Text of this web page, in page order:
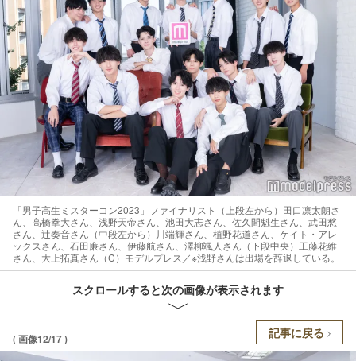
「男子高生ミスターコン2023」ファイナリスト（上段左から）田口凛太朗さ
ん、高橋拳大さん、浅野天帝さん、池田大志さん、佐久間魁生さん、武田愁
さん、辻奏音さん（中段左から）川端輝さん、植野花道さん、ケイト・アレ
ックスさん、石田廉さん、伊藤航さん、澤柳颯人さん（下段中央）工藤花維
さん、大上拓真さん（C）モデルプレス／※浅野さんは出場を辞退している。
スクロールすると次の画像が表示されます
( 画像12/17 ) 記事に戻る